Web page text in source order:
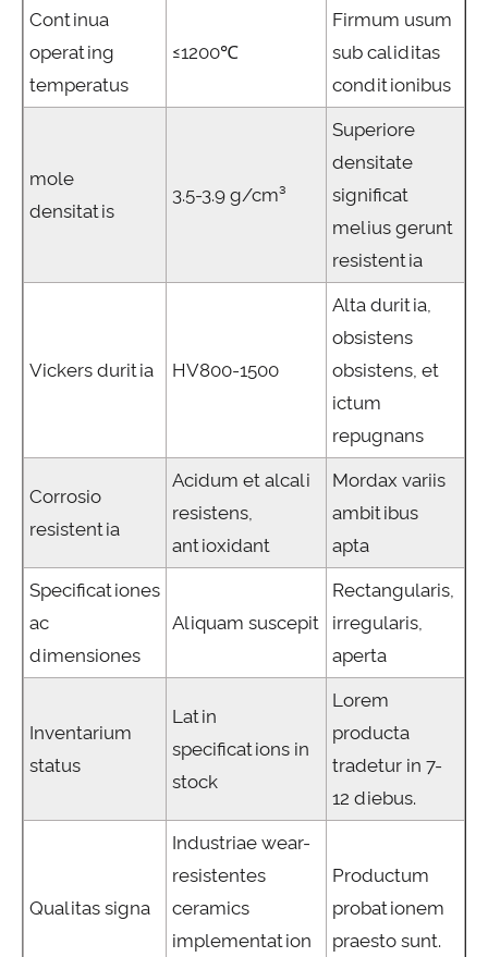
Continua
operating
temperatus
≤1200℃
Firmum usum
sub caliditas
conditionibus
mole
densitatis
3.5-3.9 g/cm³
Superiore
densitate
significat
melius gerunt
resistentia
Vickers duritia HV800-1500
Alta duritia,
obsistens
obsistens, et
ictum
repugnans
Corrosio
resistentia
Acidum et alcali
resistens,
antioxidant
Mordax variis
ambitibus
apta
Specificationes
ac
dimensiones
Aliquam suscepit
Rectangularis,
irregularis,
aperta
Inventarium
status
Latin
specifications in
stock
Lorem
producta
tradetur in 7-
12 diebus.
Qualitas signa
Industriae wear-
resistentes
ceramics
implementation
Productum
probationem
praesto sunt.